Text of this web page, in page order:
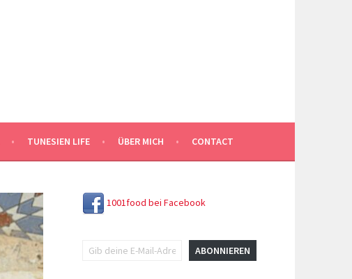
TUNESIEN LIFE ÜBER MICH CONTACT
1001food bei Facebook
ABONNIEREN